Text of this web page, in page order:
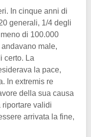
In cinque anni di
generali, 1/4 degli
di 100.000
male,
certo. La
la pace,
In extremis re
della sua causa
riportare validi
arrivata la fine,